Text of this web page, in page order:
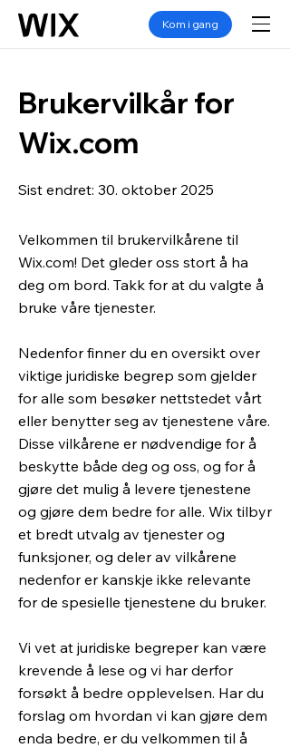
Kom i gang
Brukervilkår for
Wix.com
Sist endret: 30. oktober 2025
Velkommen til brukervilkårene til
Wix.com! Det gleder oss stort å ha
deg om bord. Takk for at du valgte å
bruke våre tjenester.
Nedenfor finner du en oversikt over
viktige juridiske begrep som gjelder
for alle som besøker nettstedet vårt
eller benytter seg av tjenestene våre.
Disse vilkårene er nødvendige for å
beskytte både deg og oss, og for å
gjøre det mulig å levere tjenestene
og gjøre dem bedre for alle. Wix tilbyr
et bredt utvalg av tjenester og
funksjoner, og deler av vilkårene
nedenfor er kanskje ikke relevante
for de spesielle tjenestene du bruker.
Vi vet at juridiske begreper kan være
krevende å lese og vi har derfor
forsøkt å bedre opplevelsen. Har du
forslag om hvordan vi kan gjøre dem
enda bedre, er du velkommen til å